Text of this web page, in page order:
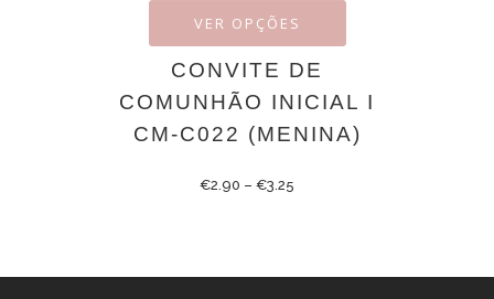
VER OPÇÕES
CONVITE DE
COMUNHÃO INICIAL I
CM-C022 (MENINA)
€2.90 – €3.25